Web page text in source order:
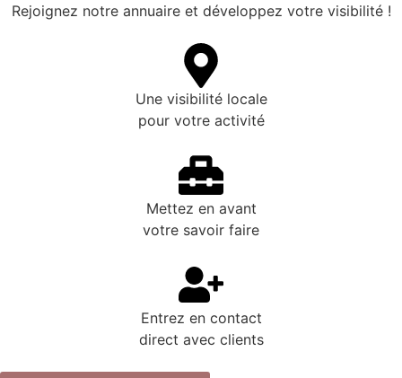
Rejoignez notre annuaire et développez votre visibilité !
Une visibilité locale
pour votre activité
Mettez en avant
votre savoir faire
Entrez en contact
direct avec clients